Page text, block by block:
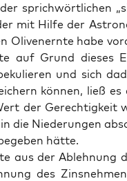
sprich­wört­li­chen
mit Hil­fe der
Oli­ven­ern­te habe
auf Grund die­ses
und sich
kön­nen, ließ es
der Gerech­tig­keit
die Nie­de­run­gen
hätte.
aus der Ableh­nung
des